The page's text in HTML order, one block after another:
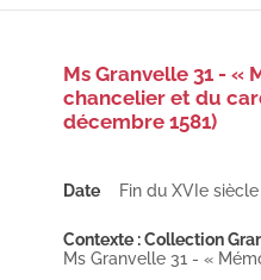
Ms Granvelle 31 - «
chancelier et du
décembre 1581)
Date Fin du XVIe siècle
Contexte : Collection
Ms Granvelle 31 - «